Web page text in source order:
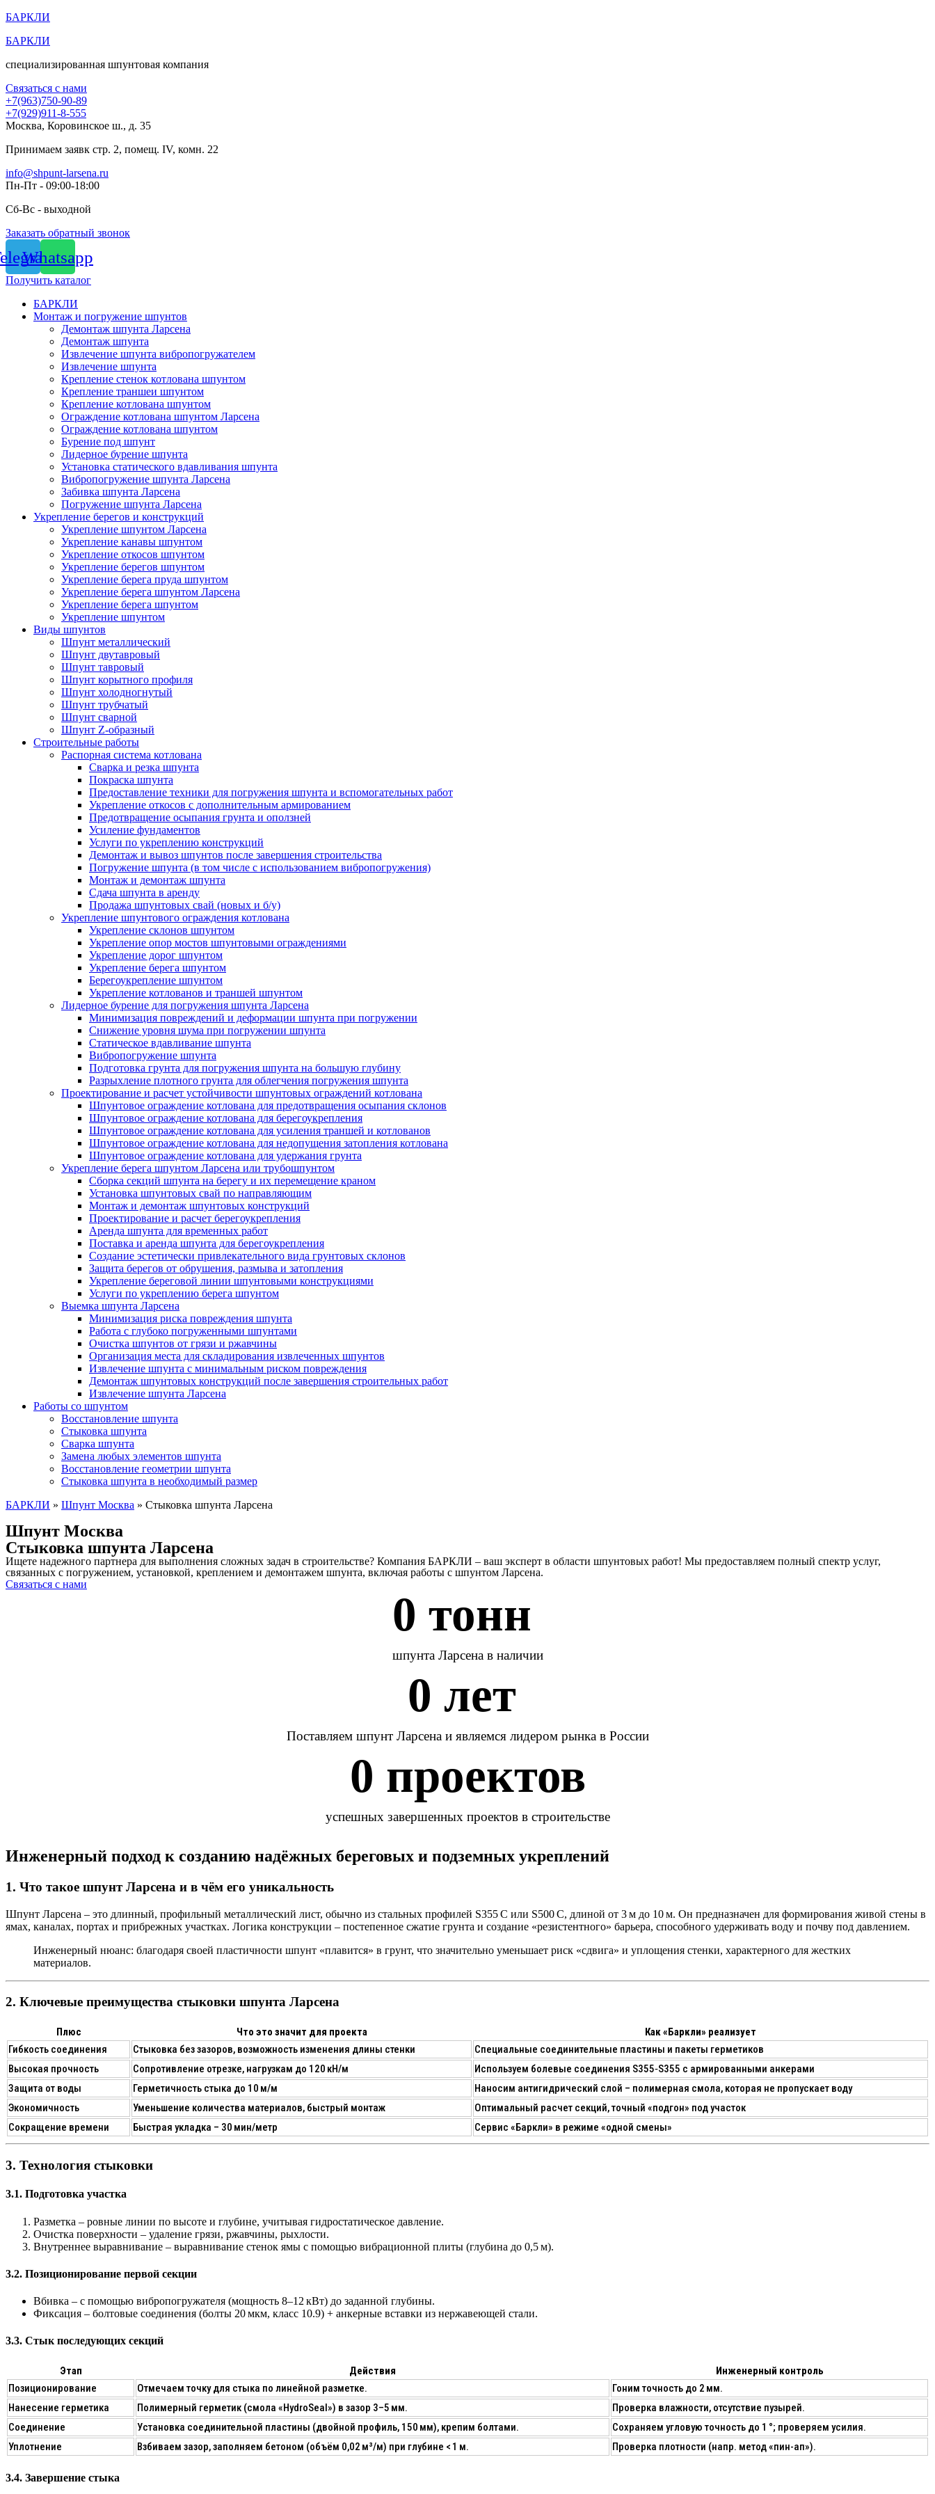
Перейти
содержимому
БАРКЛИ
БАРКЛИ
специализированная шпунтовая компания
Связаться с нами
+7(963)750-90-89
+7(929)911-8-555
Москва, Коровинское ш., д. 35
Принимаем заявк стр. 2, помещ. IV, комн. 22
info@shpunt-larsena.ru
Пн-Пт - 09:00-18:00
Сб-Вс - выходной
Заказать обратный звонок
Whatsapp
Получить каталог
БАРКЛИ
Монтаж и погружение шпунтов
Демонтаж шпунта Ларсена
Демонтаж шпунта
Извлечение шпунта вибропогружателем
Извлечение шпунта
Крепление стенок котлована шпунтом
Крепление траншеи шпунтом
Крепление котлована шпунтом
Ограждение котлована шпунтом Ларсена
Ограждение котлована шпунтом
Бурение под шпунт
Лидерное бурение шпунта
Установка статического вдавливания шпунта
Вибропогружение шпунта Ларсена
Забивка шпунта Ларсена
Погружение шпунта Ларсена
Укрепление берегов и конструкций
Укрепление шпунтом Ларсена
Укрепление канавы шпунтом
Укрепление откосов шпунтом
Укрепление берегов шпунтом
Укрепление берега пруда шпунтом
Укрепление берега шпунтом Ларсена
Укрепление берега шпунтом
Укрепление шпунтом
Виды шпунтов
Шпунт металлический
Шпунт двутавровый
Шпунт тавровый
Шпунт корытного профиля
Шпунт холодногнутый
Шпунт трубчатый
Шпунт сварной
Шпунт Z-образный
Строительные работы
Распорная система котлована
Сварка и резка шпунта
Покраска шпунта
Предоставление техники для погружения шпунта и вспомогательных работ
Укрепление откосов с дополнительным армированием
Предотвращение осыпания грунта и оползней
Усиление фундаментов
Услуги по укреплению конструкций
Демонтаж и вывоз шпунтов после завершения строительства
Погружение шпунта (в том числе с использованием вибропогружения)
Монтаж и демонтаж шпунта
Сдача шпунта в аренду
Продажа шпунтовых свай (новых и б/у)
Укрепление шпунтового ограждения котлована
Укрепление склонов шпунтом
Укрепление опор мостов шпунтовыми ограждениями
Укрепление дорог шпунтом
Укрепление берега шпунтом
Берегоукрепление шпунтом
Укрепление котлованов и траншей шпунтом
Лидерное бурение для погружения шпунта Ларсена
Минимизация повреждений и деформации шпунта при погружении
Снижение уровня шума при погружении шпунта
Статическое вдавливание шпунта
Вибропогружение шпунта
Подготовка грунта для погружения шпунта на большую глубину
Разрыхление плотного грунта для облегчения погружения шпунта
Проектирование и расчет устойчивости шпунтовых ограждений котлована
Шпунтовое ограждение котлована для предотвращения осыпания склонов
Шпунтовое ограждение котлована для берегоукрепления
Шпунтовое ограждение котлована для усиления траншей и котлованов
Шпунтовое ограждение котлована для недопущения затопления котлована
Шпунтовое ограждение котлована для удержания грунта
Укрепление берега шпунтом Ларсена или трубошпунтом
Сборка секций шпунта на берегу и их перемещение краном
Установка шпунтовых свай по направляющим
Монтаж и демонтаж шпунтовых конструкций
Проектирование и расчет берегоукрепления
Аренда шпунта для временных работ
Поставка и аренда шпунта для берегоукрепления
Создание эстетически привлекательного вида грунтовых склонов
Защита берегов от обрушения, размыва и затопления
Укрепление береговой линии шпунтовыми конструкциями
Услуги по укреплению берега шпунтом
Выемка шпунта Ларсена
Минимизация риска повреждения шпунта
Работа с глубоко погруженными шпунтами
Очистка шпунтов от грязи и ржавчины
Организация места для складирования извлеченных шпунтов
Извлечение шпунта с минимальным риском повреждения
Демонтаж шпунтовых конструкций после завершения строительных работ
Извлечение шпунта Ларсена
Работы со шпунтом
Восстановление шпунта
Стыковка шпунта
Сварка шпунта
Замена любых элементов шпунта
Восстановление геометрии шпунта
Стыковка шпунта в необходимый размер
БАРКЛИ » Шпунт Москва » Стыковка шпунта Ларсена
Шпунт Москва
Стыковка шпунта Ларсена
Ищете надежного партнера для выполнения сложных задач в строительстве? Компания БАРКЛИ – ваш эксперт в области шпунтовых работ! Мы предоставляем полный спектр услуг,
связанных с погружением, установкой, креплением и демонтажем шпунта, включая работы с шпунтом Ларсена.
Связаться с нами
0 тонн
шпунта Ларсена в наличии
0 лет
Поставляем шпунт Ларсена и являемся лидером рынка в России
0 проектов
успешных завершенных проектов в строительстве
Инженерный подход к созданию надёжных береговых и подземных укреплений
1. Что такое шпунт Ларсена и в чём его уникальность
Шпунт Ларсена – это длинный, профильный металлический лист, обычно из стальных профилей S355 С или S500 С, длиной от 3 м до 10 м. Он предназначен для формирования живой стены в
ямах, каналах, портах и прибрежных участках. Логика конструкции – постепенное сжатие грунта и создание «резистентного» барьера, способного удерживать воду и почву под давлением.
Инженерный нюанс: благодаря своей пластичности шпунт «плавится» в грунт, что значительно уменьшает риск «сдвига» и уплощения стенки, характерного для жестких
материалов.
2. Ключевые преимущества стыковки шпунта Ларсена
Плюс Что это значит для проекта
Как «Баркли» реализует
Гибкость соединения
Стыковка без зазоров, возможность изменения длины стенки Специальные соединительные пластины и пакеты герметиков
Высокая прочность
Сопротивление отрезке, нагрузкам до 120 кН/м Используем болевые соединения S355‑S355 с армированными анкерами
Защита от воды
Герметичность стыка до 10 м/м Наносим антигидрический слой – полимерная смола, которая не пропускает воду
Экономичность
Уменьшение количества материалов, быстрый монтаж
Оптимальный расчет секций, точный «подгон» под участок
Сокращение времени
Быстрая укладка – 30 мин/метр Сервис «Баркли» в режиме «одной смены»
3. Технология стыковки
3.1. Подготовка участка
Разметка – ровные линии по высоте и глубине, учитывая гидростатическое давление.
Очистка поверхности – удаление грязи, ржавчины, рыхлости.
Внутреннее выравнивание – выравнивание стенок ямы с помощью вибрационной плиты (глубина до 0,5 м).
3.2. Позиционирование первой секции
Вбивка – с помощью вибропогружателя (мощность 8–12 кВт) до заданной глубины.
Фиксация – болтовые соединения (болты 20 мкм, класс 10.9) + анкерные вставки из нержавеющей стали.
3.3. Стык последующих секций
Этап Действия
Инженерный контроль
Позиционирование
Отмечаем точку для стыка по линейной разметке.
Гоним точность до 2 мм.
Нанесение герметика
Полимерный герметик (смола «HydroSeal») в зазор 3–5 мм.
Проверка влажности, отсутствие пузырей.
Соединение
Установка соединительной пластины (двойной профиль, 150 мм), крепим болтами.
Сохраняем угловую точность до 1 °; проверяем усилия.
Уплотнение
Взбиваем зазор, заполняем бетоном (объём 0,02 м³/м) при глубине < 1 м. Проверка плотности (напр. метод «пин-ап»).
3.4. Завершение стыка